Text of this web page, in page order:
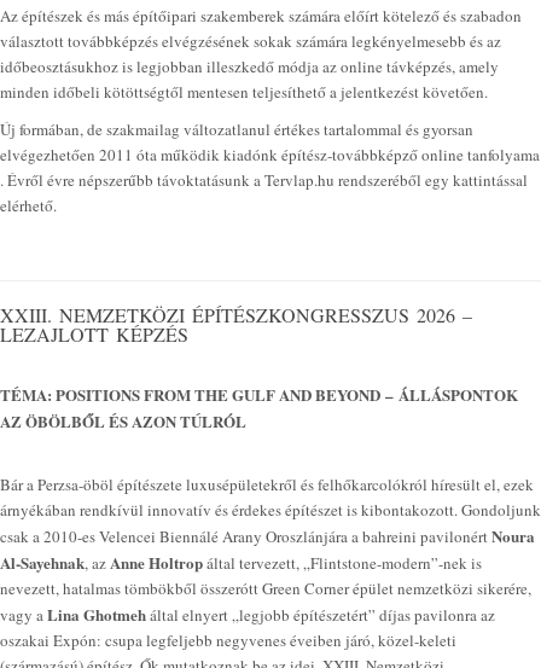
Az építészek és más építőipari szakemberek számára előírt kötelező és szabadon
választott továbbképzés elvégzésének sokak számára legkényelmesebb és az
időbeosztásukhoz is legjobban illeszkedő módja az online távképzés, amely
minden időbeli kötöttségtől mentesen teljesíthető a jelentkezést követően.
Új formában, de szakmailag változatlanul értékes tartalommal és gyorsan
elvégezhetően 2011 óta működik kiadónk építész-továbbképző online tanfolyama
. Évről évre népszerűbb távoktatásunk a Tervlap.hu rendszeréből egy kattintással
elérhető.
XXIII. NEMZETKÖZI ÉPÍTÉSZKONGRESSZUS 2026 –
LEZAJLOTT KÉPZÉS
TÉMA: POSITIONS FROM THE GULF AND BEYOND – ÁLLÁSPONTOK
AZ ÖBÖLBŐL ÉS AZON TÚLRÓL
Bár a Perzsa-öböl építészete luxusépületekről és felhőkarcolókról híresült el, ezek
árnyékában rendkívül innovatív és érdekes építészet is kibontakozott. Gondoljunk
csak a 2010-es Velencei Biennálé Arany Oroszlánjára a bahreini pavilonértNoura
Al-Sayehnak, azAnne Holtropáltal tervezett, „Flintstone-modern”-nek is
nevezett, hatalmas tömbökből összerótt Green Corner épület nemzetközi sikerére,
vagy aLina Ghotmeháltal elnyert „legjobb építészetért” díjas pavilonra az
oszakai Expón: csupa legfeljebb negyvenes éveiben járó, közel-keleti